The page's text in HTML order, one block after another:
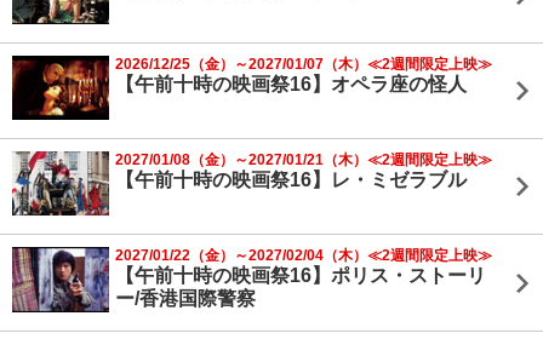
2026/12/25（金）～2027/01/07（木）≪2週間限定上映≫
【午前十時の映画祭16】オペラ座の怪人
2027/01/08（金）～2027/01/21（木）≪2週間限定上映≫
【午前十時の映画祭16】レ・ミゼラブル
2027/01/22（金）～2027/02/04（木）≪2週間限定上映≫
【午前十時の映画祭16】ポリス・ストーリ
ー/香港国際警察